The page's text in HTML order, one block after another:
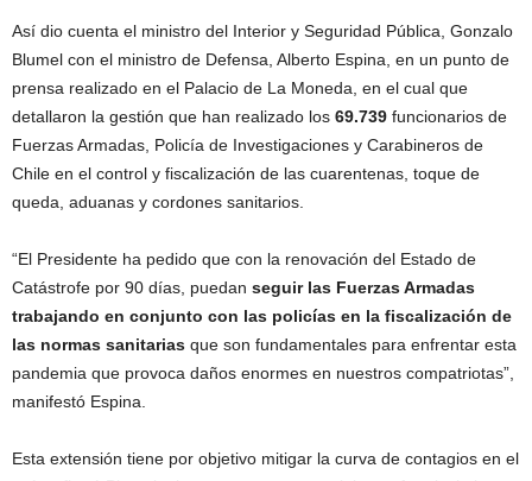
Así dio cuenta el ministro del Interior y Seguridad Pública, Gonzalo
Blumel con el ministro de Defensa, Alberto Espina, en un punto de
prensa realizado en el Palacio de La Moneda, en el cual que
detallaron la gestión que han realizado los 69.739 funcionarios de
Fuerzas Armadas, Policía de Investigaciones y Carabineros de
Chile en el control y fiscalización de las cuarentenas, toque de
queda, aduanas y cordones sanitarios.
“El Presidente ha pedido que con la renovación del Estado de
Catástrofe por 90 días, puedan seguir las Fuerzas Armadas
trabajando en conjunto con las policías en la fiscalización de
las normas sanitarias que son fundamentales para enfrentar esta
pandemia que provoca daños enormes en nuestros compatriotas”,
manifestó Espina.
Esta extensión tiene por objetivo mitigar la curva de contagios en el